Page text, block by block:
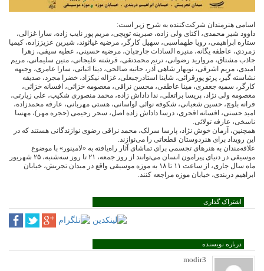
اسامی هنرمندان شرکت‌کننده به شرح زیر است:
داوود شیر محمدی، اکتای ولی زاده، صبرینه توپچی، مریم پور نایب زاده، سارا غزالی،
ستاره ابراهیمی، رویا طهماسبی، سهیل کارگر، مرضیه غیاثوند، شیرین عزیززاده، کیمیا
زمردی، عاطفه یگانه، منیره السادات جارچیان، مرضیه حسینی، عطیه سیفی، زهرا
جاذب مشتاق، مروارید رضوانی، ترنم محمدتقی، فرشته علیجانی، متین سلیمانی، مریم
امیدی، مریم اشرفی، نوبهار شاهی آذر، حانیه صالحی، دینا اثباتی، سارا عامری، وجیهه
نشاسته گیر، پرتو پورقرائی، شاینا استادرجبعلی، غزاله نیکزاد، خضرا مجرد، صدیقه
کارگر، سمیه جعفری، مینا عاطفی، محسن نراقی، معصومه خزائی، افسانه خزائی،
معصومه ولی نژاد، پریسا براتعلی، ندا داداش زاده، محمد منصوری شکیب، علی زیارتی،
فرانه بلوچ، حسین شعبانی، شکوفه نوائی لواسانی، هستی مهربانی، عارفه محمدزاده،
امید حسنی، افسانه اقجری، درسا داداش زاده اصل، سحر رحیمی (حجره مهر)، مهسا
ناسخی، عارفه تولائی.
همچنین، آرمان خوش نژاد، پارسا سرلک، محمد نراقی رضوی نوازندگانی هستند که در
این رویداد برای هنردوستان قطعاتی را می‌نوازند.
علاقه‌مندان به هنرهای تجسمی برای تماشای آثار راه‌یافته به «لامینور» با موضوع
موسیقی در دنیای پیرامون انسان می‌توانند از روز جمعه، ۲۱ تا روز سه‌شنبه، ۲۵ شهریور
ماه سال جاری، از ساعت ۱۱ تا ۱۸ به موزه موسیقی واقع در میدان تجریش، خیابان
ابراهیم دربندی، خیابان موزه مراجعه کنند.
اشتراک گذاری
درباره نویسنده
modir3